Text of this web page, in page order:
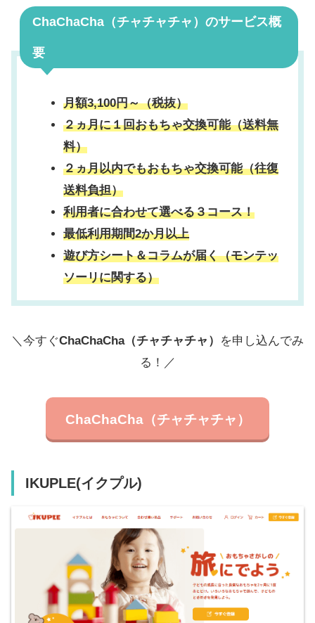
ChaChaCha（チャチャチャ） のサービス概
要
月額3,100円～（税抜）
２ヵ月に１回おもちゃ交換可能（送料無
料）
２ヵ月以内でもおもちゃ交換可能（往復
送料負担）
利用者に合わせて選べる３コース！
最低利用期間2か月以上
遊び方シート＆コラムが届く（モンテッ
ソーリに関する）
＼今すぐChaChaCha（チャチャチャ）
を申し込んでみ
る！／
ChaChaCha（チャチャチャ）
IKUPLE(イクプル)